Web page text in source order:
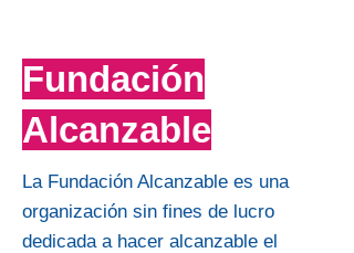
Fundación
Alcanzable
La Fundación Alcanzable es una
organización sin fines de lucro
dedicada a hacer alcanzable el